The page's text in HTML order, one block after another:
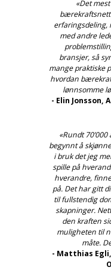
«Det
erfaringsdeling,
med andre
bransjer, så
mange praktiske
hvordan
lønnsomme
- Elin
«Rundt
begynnt å
i bruk det jeg
spille på
hverandre,
på. Det har gitt
til fullstendig
skapninger.
den kraften
muligheten til
måte.
- Matthias